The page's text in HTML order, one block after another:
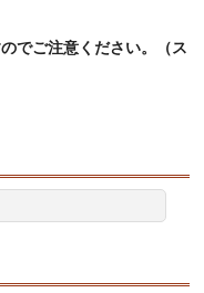
でご注意ください。（ス